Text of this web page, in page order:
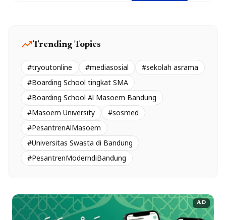
trending_upTrending Topics
#tryoutonline #mediasosial
#sekolah asrama
#Boarding School tingkat SMA
#Boarding School Al Masoem Bandung
#Masoem University
#sosmed
#PesantrenAlMasoem
#Universitas Swasta di Bandung
#PesantrenModerndiBandung
AD